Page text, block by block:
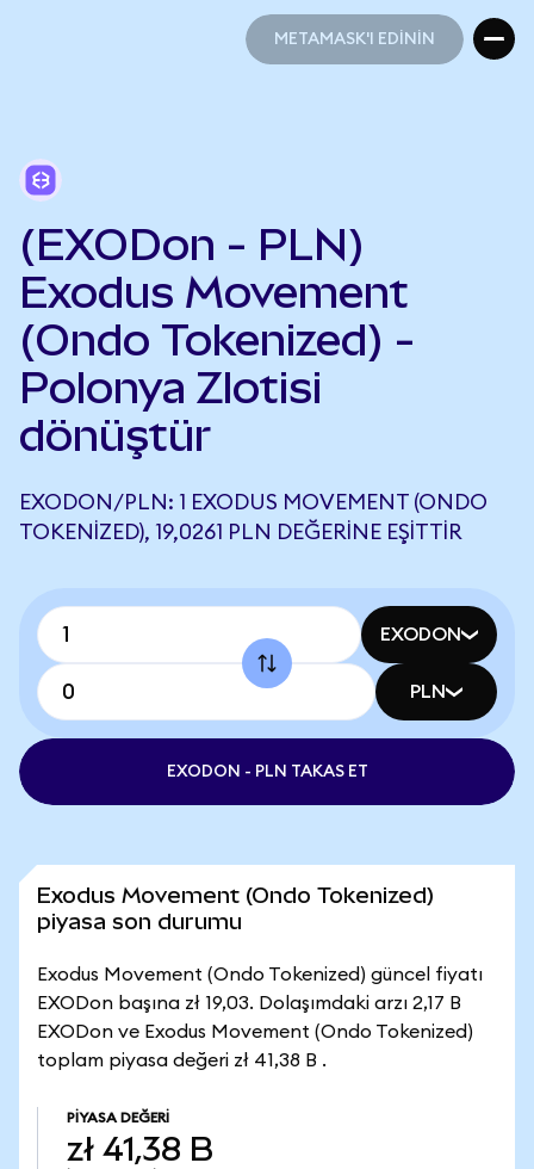
METAMASK'I EDİNİN
(EXODon - PLN)
Exodus Movement
(Ondo Tokenized) -
Polonya Zlotisi
dönüştür
EXODON/PLN: 1 EXODUS MOVEMENT (ONDO
TOKENIZED), 19,0261 PLN DEĞERINE EŞITTIR
EXODON
PLN
EXODON - PLN TAKAS ET
Exodus Movement (Ondo Tokenized)
piyasa son durumu
Exodus Movement (Ondo Tokenized) güncel fiyatı
EXODon başına zł 19,03. Dolaşımdaki arzı 2,17 B
EXODon ve Exodus Movement (Ondo Tokenized)
toplam piyasa değeri zł 41,38 B .
PIYASA DEĞERI
zł 41,38 B